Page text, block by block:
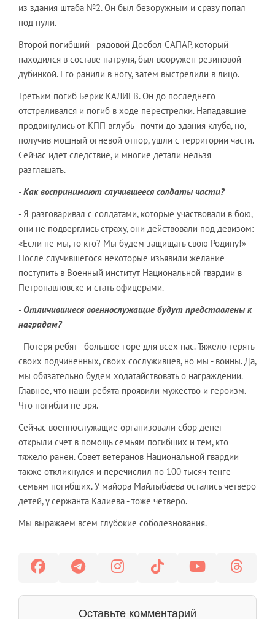
из здания штаба №2. Он был безоружным и сразу попал
под пули.
Второй погибший - рядовой Досбол САПАР, который
находился в составе патруля, был вооружен резиновой
дубинкой. Его ранили в ногу, затем выстрелили в лицо.
Третьим погиб Берик КАЛИЕВ. Он до последнего
отстреливался и погиб в ходе перестрелки. Нападавшие
продвинулись от КПП вглубь - почти до здания клуба, но,
получив мощный огневой отпор, ушли с территории части.
Сейчас идет следствие, и многие детали нельзя
разглашать.
- Как воспринимают случившееся солдаты части?
- Я разговаривал с солдатами, которые участвовали в бою,
они не подверглись страху, они действовали под девизом:
«Если не мы, то кто? Мы будем защищать свою Родину!»
После случившегося некоторые изъявили желание
поступить в Военный институт Национальной гвардии в
Петропавловске и стать офицерами.
- Отличившиеся военнослужащие будут представлены к
наградам?
- Потеря ребят - большое горе для всех нас. Тяжело терять
своих подчиненных, своих сослуживцев, но мы - воины. Да,
мы обязательно будем ходатайствовать о награждении.
Главное, что наши ребята проявили мужество и героизм.
Что погибли не зря.
Сейчас военнослужащие организовали сбор денег -
открыли счет в помощь семьям погибших и тем, кто
тяжело ранен. Совет ветеранов Национальной гвардии
также откликнулся и перечислил по 100 тысяч тенге
семьям погибших. У майора Майлыбаева остались четверо
детей, у сержанта Калиева - тоже четверо.
Мы выражаем всем глубокие соболезнования.
Оставьте комментарий